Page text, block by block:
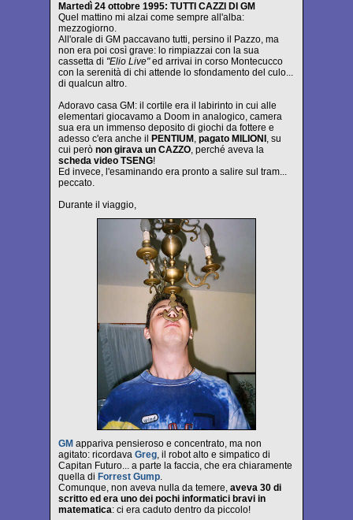
Martedì 24 ottobre 1995: TUTTI CAZZI DI GM
Quel mattino mi alzai come sempre all'alba:
mezzogiorno.
All'orale di GM paccavano tutti, persino il Pazzo, ma
non era poi così grave: lo rimpiazzai con la sua
cassetta di "Elio Live"ed arrivai in corso Montecucco
con la serenità di chi attende lo sfondamento del culo...
di qualcun altro.
Adoravo casa GM: il cortile era il labirinto in cui alle
elementari giocavamo a Doom in analogico, camera
sua era un immenso deposito di giochi da fottere e
adesso c'era anche il
PENTIUM , pagato MILIONI , su
cui però non girava un CAZZO, perché aveva la
scheda video TSENG!
Ed invece, l'esaminando era pronto a salire sul tram...
peccato.
Durante il viaggio,
GM appariva pensieroso e concentrato, ma non
agitato: ricordava Greg, il robot alto e simpatico di
Capitan Futuro... a parte la faccia, che era chiaramente
quella di Forrest Gump.
Comunque, non aveva nulla da temere, aveva 30 di
scritto ed era uno dei pochi informatici bravi in
matematica: ci era caduto dentro da piccolo!